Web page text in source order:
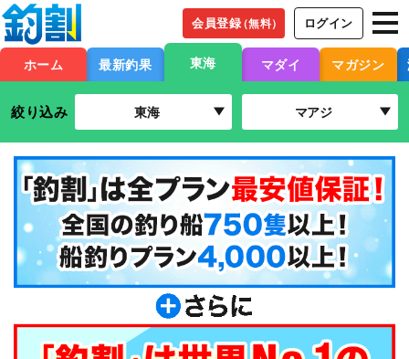
会員登録（無料） ログイン
ホーム 最新釣果 東海 マダイ マガジン
絞り込み 東海 マアジ